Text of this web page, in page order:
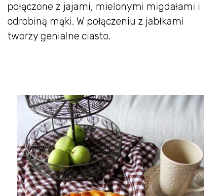
połączone z jajami, mielonymi migdałami i
odrobiną mąki. W połączeniu z jabłkami
tworzy genialne ciasto.